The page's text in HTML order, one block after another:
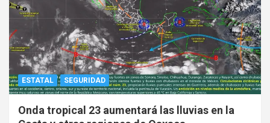
ESTATAL SEGURIDAD
Onda tropical 23 aumentará las lluvias en la